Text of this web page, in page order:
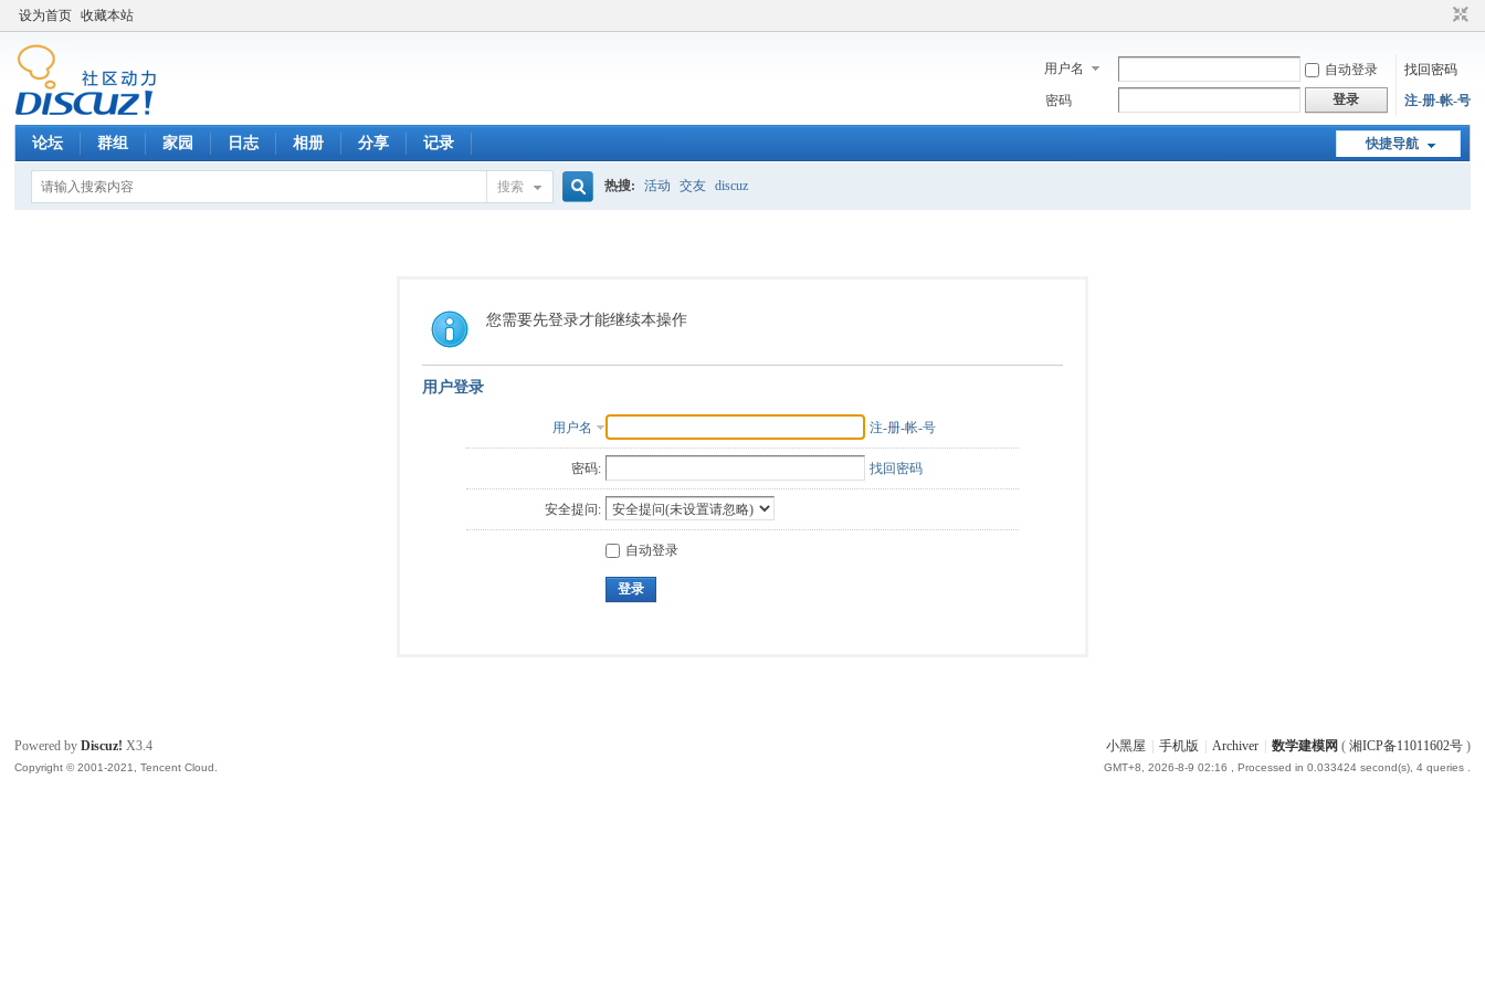
设为首页 收藏本站
用户名 自动登录
找回密码
密码
登录 注-册-帐-号
快捷导航
论坛 群组 家园 日志 相册 分享 记录
搜索
索
热搜: 活动 交友 discuz
您需要先登录才能继续本操作
用户登录
用户名 注-册-帐-号
密码: 找回密码
安全提问:
自动登录
登录
小黑屋 手机版 Archiver 数学建模网 ( 湘ICP备11011602号)
GMT+8, 2026-8-9 02:16 , Processed in 0.033424 second(s), 4 queries .
Powered byDiscuz! X3.4
Copyright © 2001-2021, Tencent Cloud.